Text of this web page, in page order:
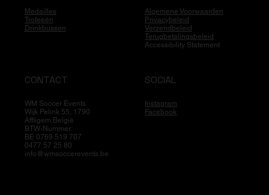
Medailles
Trofeeën
Drinkbussen
Algemene Voorwaarden
Privacybeleid
Verzendbeleid
Terugbetalingsbeleid
Accessibility Statement
CONTACT
WM Soccer Events
Wijk Pelink 55, 1790
Affligem,België
BTW-Nummer:
BE 0769 519 707
0477 57 25 80
info@wmsoccerevents.be
SOCIAL
Instagram
Facebook